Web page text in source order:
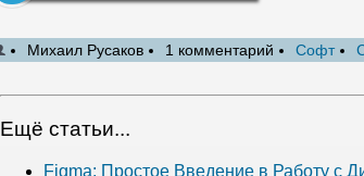
Михаил Русаков 1 комментарий Софт
Ещё статьи...
Figma: Простое Введение в Работу с